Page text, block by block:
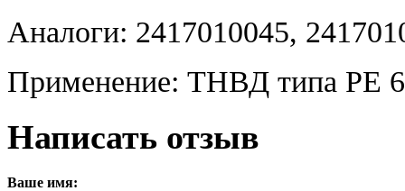
Аналоги: 2417010045,
Применение: ТНВД типа PE
Написать отзыв
Ваше имя: